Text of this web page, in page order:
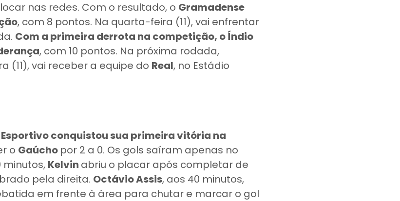
nas redes. Com o resultado, o Gramadense
, com 8 pontos. Na quarta-feira (11), vai enfrentar
Com a primeira derrota na competição, o Índio
, com 10 pontos. Na próxima rodada,
vai receber a equipe do Real, no Estádio
Esportivo conquistou sua primeira vitória na
o Gaúcho por 2 a 0. Os gols saíram apenas no
minutos, Kelvin abriu o placar após completar de
pela direita. Octávio Assis, aos 40 minutos,
em frente à área para chutar e marcar o gol